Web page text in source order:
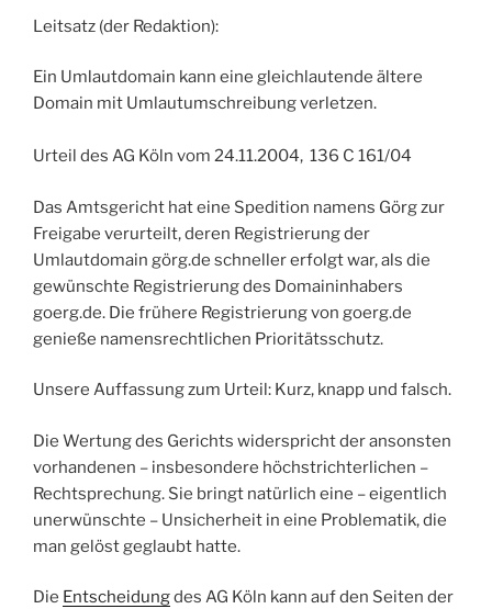
Leitsatz (der Redaktion):
Ein Umlautdomain kann eine gleichlautende ältere
Domain mit Umlautumschreibung verletzen.
Urteil des AG Köln vom 24.11.2004, 136 C 161/04
Das Amtsgericht hat eine Spedition namens Görg zur
Freigabe verurteilt, deren Registrierung der
Umlautdomain görg.de schneller erfolgt war, als die
gewünschte Registrierung des Domaininhabers
goerg.de. Die frühere Registrierung von goerg.de
genieße namensrechtlichen Prioritätsschutz.
Unsere Auffassung zum Urteil: Kurz, knapp und falsch.
Die Wertung des Gerichts widerspricht der ansonsten
vorhandenen – insbesondere höchstrichterlichen –
Rechtsprechung. Sie bringt natürlich eine – eigentlich
unerwünschte – Unsicherheit in eine Problematik, die
man gelöst geglaubt hatte.
Die Entscheidungdes AG Köln kann auf den Seiten der